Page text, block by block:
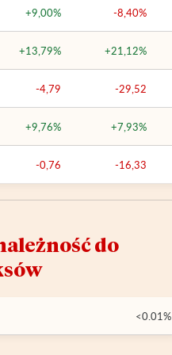
+9,00% -8,40%
+13,79% +21,12%
-4,79 -29,52
+9,76% +7,93%
-0,76 -16,33
do
<0.01%